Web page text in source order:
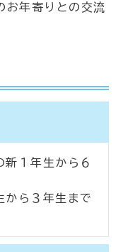
お年寄りとの交流
１年生から６
から３年生まで